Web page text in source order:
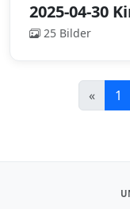
2025-04-30
25 Bilder
« 1